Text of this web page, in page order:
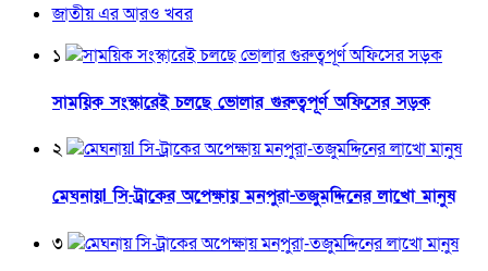
জাতীয় এর আরও খবর
১
সাময়িক সংস্কারেই চলছে ভোলার গুরুত্বপূর্ণ অফিসের সড়ক
২
মেঘনায়l সি-ট্রাকের অপেক্ষায় মনপুরা-তজুমদ্দিনের লাখো মানুষ
৩